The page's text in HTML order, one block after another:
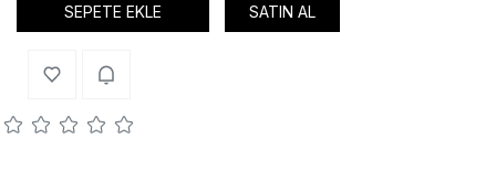
SEPETE EKLE SATIN AL